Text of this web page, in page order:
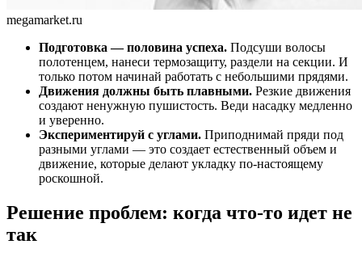
megamarket.ru
Подготовка — половина успеха. Подсуши волосы
полотенцем, нанеси термозащиту, раздели на секции. И
только потом начинай работать с небольшими прядями.
Движения должны быть плавными. Резкие движения
создают ненужную пушистость. Веди насадку медленно
и уверенно.
Экспериментируй с углами. Приподнимай пряди под
разными углами — это создает естественный объем и
движение, которые делают укладку по-настоящему
роскошной.
Решение проблем: когда что-то идет не
так